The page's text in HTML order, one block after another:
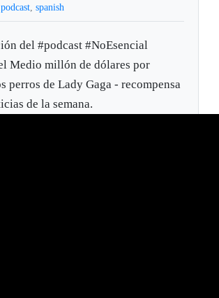
podcast,spanish
del #podcast​ #NoEsencial​
Medio millón de dólares por
perros de Lady Gaga - recompensa
de la semana.